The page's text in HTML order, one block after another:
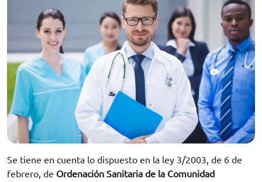
Se tiene en cuenta lo dispuesto en la ley 3/2003, de 6 de
febrero, de Ordenación Sanitaria de la Comunidad